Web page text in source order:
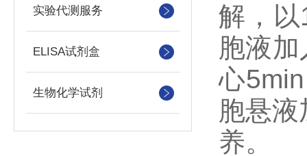
实验代测服务
ELISA试剂盒
生物化学试剂
解，
胞液
心
胞悬
养。